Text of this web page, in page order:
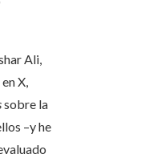
Ali,
X,
sobre la
–y he